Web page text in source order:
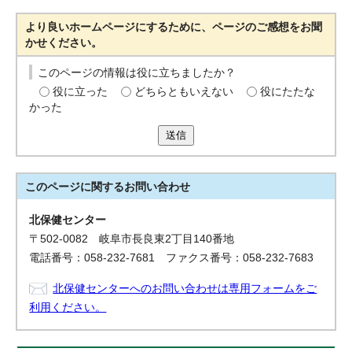
より良いホームページにするために、ページのご感想をお聞
かせください。
このページの情報は役に立ちましたか？
役に立った
どちらともいえない
役にたたな
かった
送信
このページに関するお問い合わせ
北保健センター
〒502-0082 岐阜市長良東2丁目140番地
電話番号：058-232-7681 ファクス番号：058-232-7683
北保健センターへのお問い合わせは専用フォームをご
利用ください。